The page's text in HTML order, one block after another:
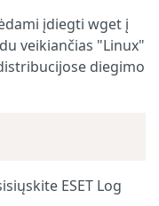
įdiegti wget į
veikiančias "Linux"
diegimo
ESET Log